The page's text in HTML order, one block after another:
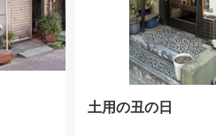
土用の丑の日